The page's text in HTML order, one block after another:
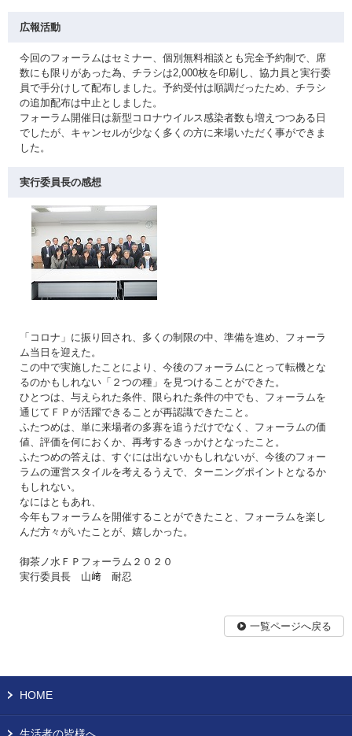
広報活動
今回のフォーラムはセミナー、個別無料相談とも完全予約制で、席
数にも限りがあった為、チラシは2,000枚を印刷し、協力員と実行委
員で手分けして配布しました。予約受付は順調だったため、チラシ
の追加配布は中止としました。
フォーラム開催日は新型コロナウイルス感染者数も増えつつある日
でしたが、キャンセルが少なく多くの方に来場いただく事ができま
した。
実行委員長の感想
「コロナ」に振り回され、多くの制限の中、準備を進め、フォーラ
ム当日を迎えた。
この中で実施したことにより、今後のフォーラムにとって転機とな
るのかもしれない「２つの種」を見つけることができた。
ひとつは、与えられた条件、限られた条件の中でも、フォーラムを
通じてＦＰが活躍できることが再認識できたこと。
ふたつめは、単に来場者の多寡を追うだけでなく、フォーラムの価
値、評価を何におくか、再考するきっかけとなったこと。
ふたつめの答えは、すぐには出ないかもしれないが、今後のフォー
ラムの運営スタイルを考えるうえで、ターニングポイントとなるか
もしれない。
なにはともあれ、
今年もフォーラムを開催することができたこと、フォーラムを楽し
んだ方々がいたことが、嬉しかった。
御茶ノ水ＦＰフォーラム２０２０
実行委員長 山﨑 耐忍
一覧ページへ戻る
HOME